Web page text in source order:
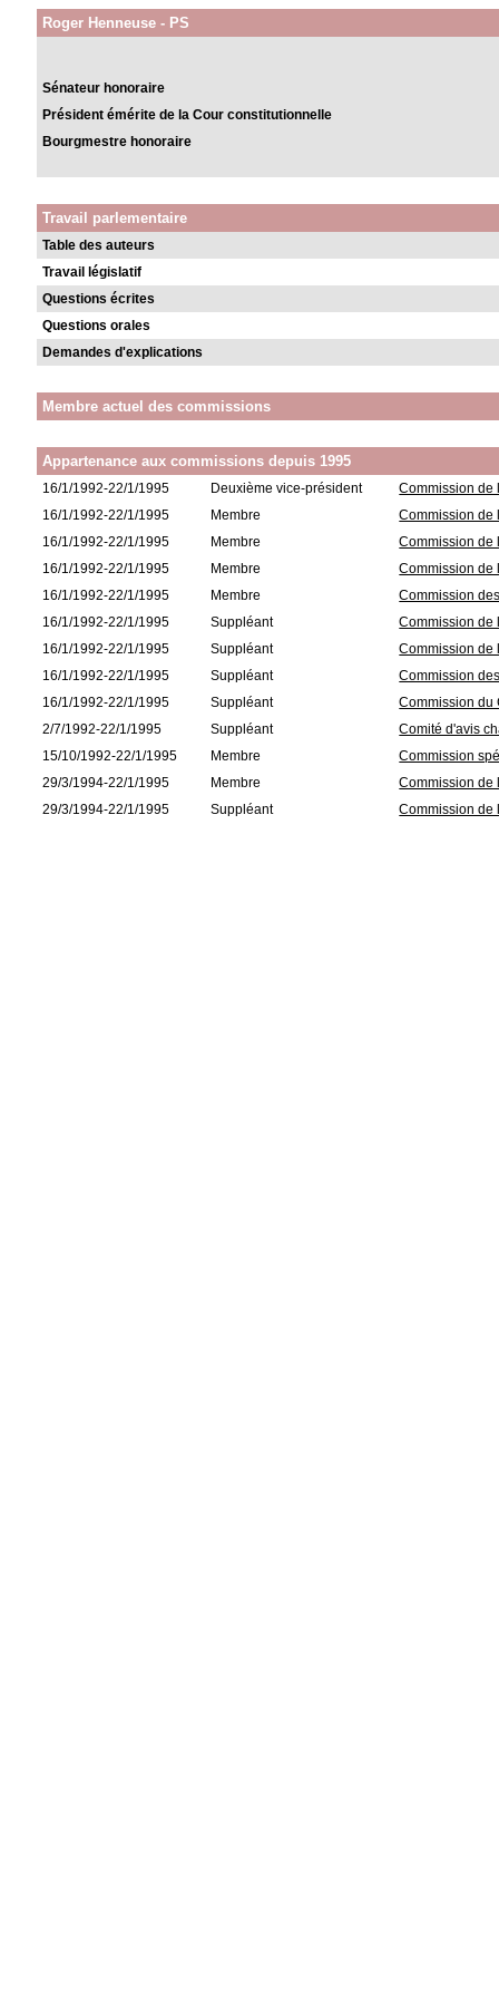
Roger Henneuse - PS
Sénateur honoraire
Président émérite de la Cour constitutionnelle
Bourgmestre honoraire
Travail parlementaire
Table des auteurs
Travail législatif
Questions écrites
Questions orales
Demandes d'explications
Membre actuel des commissions
Appartenance aux commissions depuis 1995
16/1/1992-22/1/1995 Deuxième vice-président
Commission de
16/1/1992-22/1/1995
Membre
Commission de
16/1/1992-22/1/1995
Membre
Commission de
16/1/1992-22/1/1995
Membre
Commission de
16/1/1992-22/1/1995
Membre
Commission
16/1/1992-22/1/1995
Suppléant
Commission de
16/1/1992-22/1/1995
Suppléant
Commission de
16/1/1992-22/1/1995
Suppléant
Commission
16/1/1992-22/1/1995
Suppléant
Commission du
2/7/1992-22/1/1995
Suppléant
Comité d'avis
15/10/1992-22/1/1995
Membre
Commission
29/3/1994-22/1/1995
Membre
Commission de
29/3/1994-22/1/1995
Suppléant Commission de